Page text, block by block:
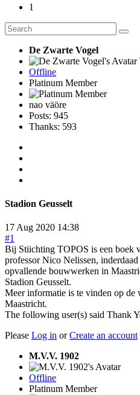
1
De Zwarte Vogel
Offline
Platinum Member
nao väöre
Posts: 945
Thanks: 593
Stadion Geusselt
17 Aug 2020 14:38
#1
Bij Stiichting TOPOS is een boek
professor Nico Nelissen,
opvallende bouwwerken in
Stadion Geusselt.
Meer informatie is te vinden op
Maastricht.
The following user(s) said Thank
Please Log in orCreate an account
M.V.V. 1902
Offline
Platinum Member